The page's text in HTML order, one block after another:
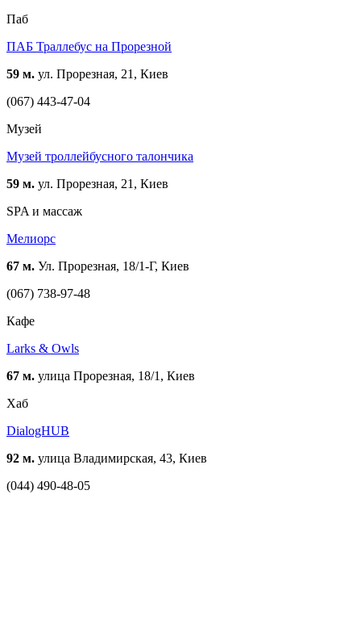
Паб
ПАБ Траллебус на Прорезной
59 м. ул. Прорезная, 21, Киев
(067) 443-47-04
Музей
Музей троллейбусного талончика
59 м. ул. Прорезная, 21, Киев
SPA и массаж
Мелиорс
67 м. Ул. Прорезная, 18/1-Г, Киев
(067) 738-97-48
Кафе
Larks & Owls
67 м. улица Прорезная, 18/1, Киев
Хаб
DialogHUB
92 м. улица Владимирская, 43, Киев
(044) 490-48-05